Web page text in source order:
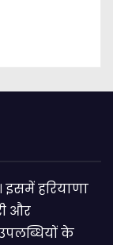
इसमें हरियाणा
और
के